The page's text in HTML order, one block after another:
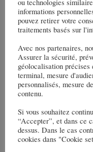
Egis est maître d’œuvre
Briançon – Serre
d’hivers 2030
Alstom dispose
Provence, nommé
ou technologies
informations
pouvez retirer votre
traitements basés sur
Avec nos partenaires,
Assurer la sécurité,
géolocalisation
terminal, mesure
personnalisés, mesure
contenu.
Si vous souhaitez
“Accepter”, et dans ce
dessus. Dans le cas
cookies dans "Cookie